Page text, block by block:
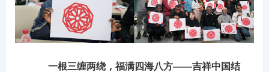
一根三缠两绕，福满四海八方——吉祥中国结